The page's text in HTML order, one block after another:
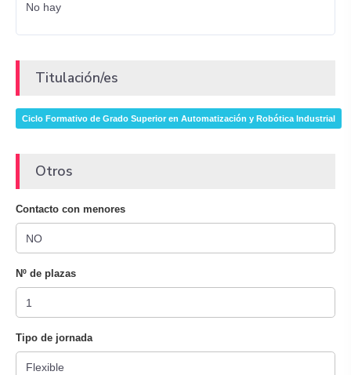
No hay
Titulación/es
Ciclo Formativo de Grado Superior en Automatización y Robótica Industrial
Otros
Contacto con menores
Nº de plazas
Tipo de jornada